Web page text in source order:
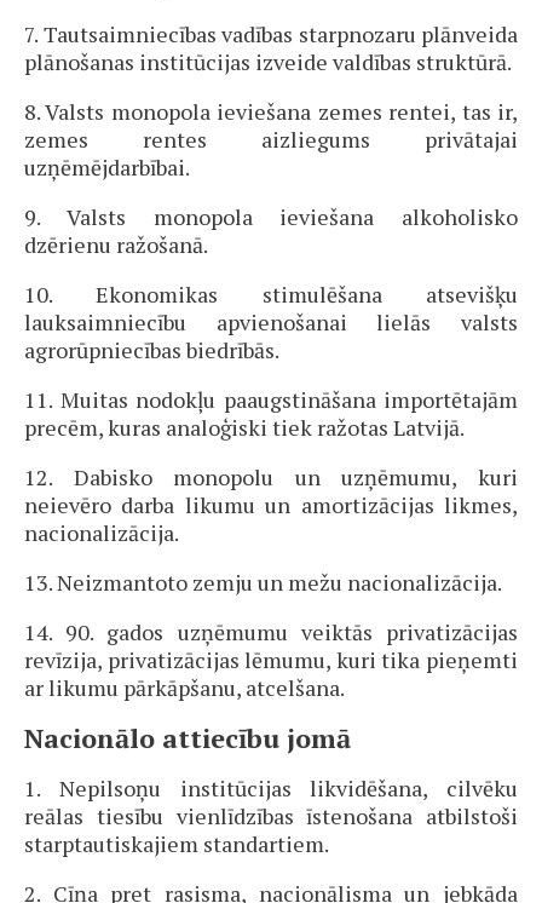
7. Tautsaimniecības vadības starpnozaru plānveida
plānošanas institūcijas izveide valdības struktūrā.
8. Valsts monopola ieviešana zemes rentei, tas ir,
zemes rentes aizliegums privātajai
uzņēmējdarbībai.
9. Valsts monopola ieviešana alkoholisko
dzērienu ražošanā.
10. Ekonomikas stimulēšana atsevišķu
lauksaimniecību apvienošanai lielās valsts
agrorūpniecības biedrībās.
11. Muitas nodokļu paaugstināšana importētajām
precēm, kuras analoģiski tiek ražotas Latvijā.
12. Dabisko monopolu un uzņēmumu, kuri
neievēro darba likumu un amortizācijas likmes,
nacionalizācija.
13. Neizmantoto zemju un mežu nacionalizācija.
14. 90. gados uzņēmumu veiktās privatizācijas
revīzija, privatizācijas lēmumu, kuri tika pieņemti
ar likumu pārkāpšanu, atcelšana.
Nacionālo attiecību jomā
1. Nepilsoņu institūcijas likvidēšana, cilvēku
reālas tiesību vienlīdzības īstenošana atbilstoši
starptautiskajiem standartiem.
2. Cīņa pret rasisma, nacionālisma un jebkāda